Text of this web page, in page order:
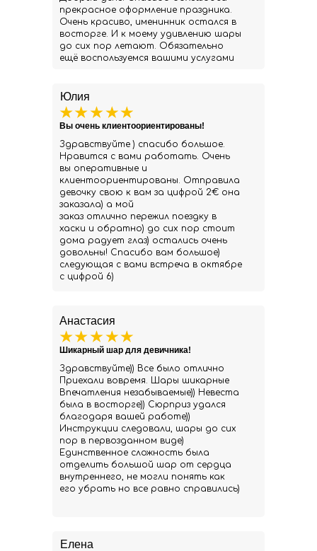
Елена
Юлия
Здравствуйте ) спасибо большое.
Нравится с вами работать. Очень
вы оперативные и
клиентоориентированы. Отправила
девочку свою к вам за цифрой 2€ она
заказала) а мой
заказ отлично пережил поездку в
хаски и обратно) до сих пор стоит
дома радует глаз) остались очень
довольны! Спасибо вам большое)
следующая с вами встреча в октябре
с цифрой 6)
Вы очень клиентоориентированы!
Анастасия
Здравствуйте)) Все было отлично
Приехали вовремя. Шары шикарные
Впечатления незабываемые)) Невеста
была в восторге)) Сюрприз удался
благодаря вашей работе))
Инструкции следовали, шары до сих
пор в первозданном виде)
Единственное сложность была
отделить большой шар от сердца
внутреннего, не могли понять как
его убрать но все равно справились)
Шикарный шар для девичника!
прекрасное оформление праздника.
Очень красиво, именинник остался в
восторге. И к моему удивлению шары
до сих пор летают. Обязательно
ещё воспользуемся вашими услугами